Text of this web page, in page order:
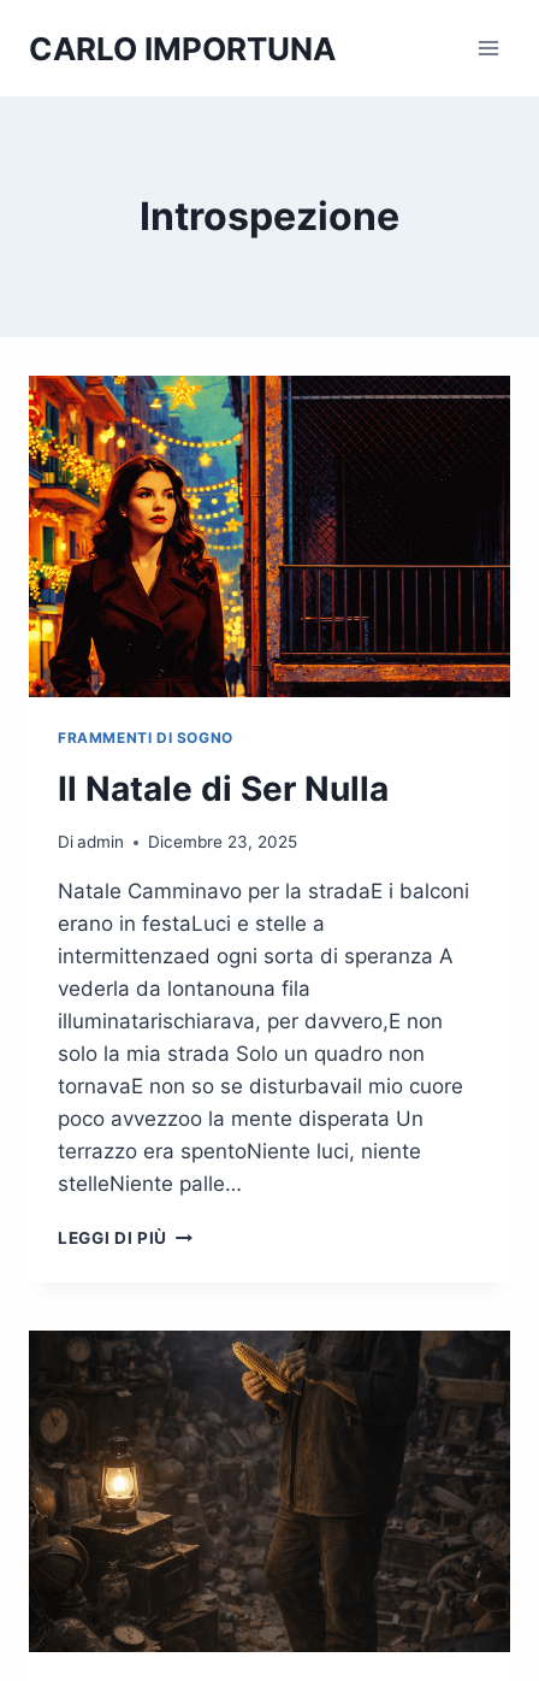
CARLO IMPORTUNA
Introspezione
FRAMMENTI DI SOGNO
Il Natale di Ser Nulla
Diadmin Dicembre 23, 2025
Natale Camminavo per la stradaE i balconi
erano in festaLuci e stelle a
intermittenzaed ogni sorta di speranza A
vederla da lontanouna fila
illuminatarischiarava, per davvero,E non
solo la mia strada Solo un quadro non
tornavaE non so se disturbavail mio cuore
poco avvezzoo la mente disperata Un
terrazzo era spentoNiente luci, niente
stelleNiente palle…
LEGGI DI PIÙ
NULLA